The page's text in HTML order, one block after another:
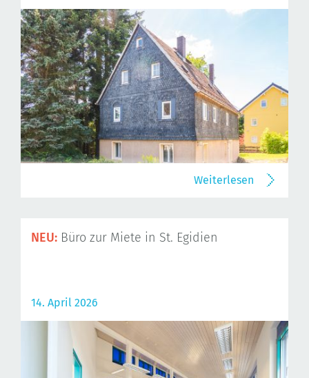
Weiterlesen
NEU: Büro zur Miete in St. Egidien
14. April 2026